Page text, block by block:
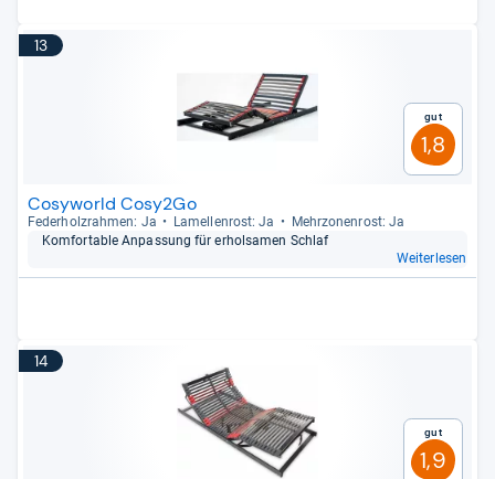
13
Gut
1,8
Cosyworld Cosy2Go
Feder­holz­rah­men: Ja Lamel­len­rost: Ja
Mehr­zo­nen­rost: Ja
Kom­for­ta­ble Anpas­sung für erhol­sa­men Schlaf
Weiterlesen
14
Gut
1,9